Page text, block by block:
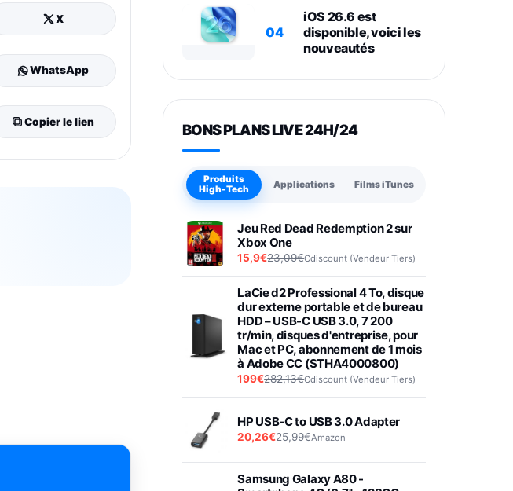
X
WhatsApp
Copier le lien
04
iOS 26.6 est
disponible, voici les
nouveautés
BONS PLANS LIVE 24H/24
Produits
High-Tech
Applications Films iTunes
Jeu Red Dead Redemption 2 sur
Xbox One
15,9€23,09€Cdiscount (Vendeur Tiers)
LaCie d2 Professional 4 To, disque
dur externe portable et de bureau
HDD – USB-C USB 3.0, 7 200
tr/min, disques d'entreprise, pour
Mac et PC, abonnement de 1 mois
à Adobe CC (STHA4000800)
199€282,13€Cdiscount (Vendeur Tiers)
HP USB-C to USB 3.0 Adapter
20,26€25,99€Amazon
Samsung Galaxy A80 -